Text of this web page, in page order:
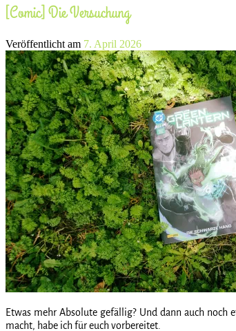
[Comic] Die Versuchung
Veröffentlicht am 7. April 2026
Etwas mehr Absolute gefällig? Und dann auch noch
macht, habe ich für euch vorbereitet.